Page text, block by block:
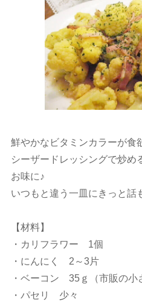
鮮やかなビタミンカラーが食
シーザードレッシングで炒め
お味に♪
いつもと違う一皿にきっと話
【材料】
・カリフラワー 1個
・にんにく 2～3片
・ベーコン 35ｇ（市販の小
・パセリ 少々